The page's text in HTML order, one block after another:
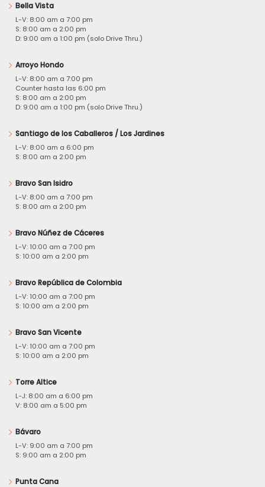
Bella Vista
L-V: 8:00 am a 7:00 pm
S: 8:00 am a 2:00 pm
D: 9:00 am a 1:00 pm (solo Drive Thru.)
Arroyo Hondo
L-V: 8:00 am a 7:00 pm
Counter hasta las 6:00 pm
S: 8:00 am a 2:00 pm
D: 9:00 am a 1:00 pm (solo Drive Thru.)
Santiago de los Caballeros / Los Jardines
L-V: 8:00 am a 6:00 pm
S: 8:00 am a 2:00 pm
Bravo San Isidro
L-V: 8:00 am a 7:00 pm
S: 8:00 am a 2:00 pm
Bravo Núñez de Cáceres
L-V: 10:00 am a 7:00 pm
S: 10:00 am a 2:00 pm
Bravo República de Colombia
L-V: 10:00 am a 7:00 pm
S: 10:00 am a 2:00 pm
Bravo San Vicente
L-V: 10:00 am a 7:00 pm
S: 10:00 am a 2:00 pm
Torre Altice
L-J: 8:00 am a 6:00 pm
V: 8:00 am a 5:00 pm
Bávaro
L-V: 9:00 am a 7:00 pm
S: 9:00 am a 2:00 pm
Punta Cana